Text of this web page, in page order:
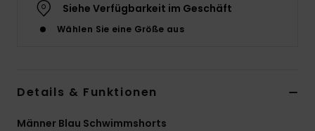
Siehe Verfügbarkeit im Geschäft
Wählen Sie eine Größe aus
Details & Funktionen
Männer Blau Schwimmshorts